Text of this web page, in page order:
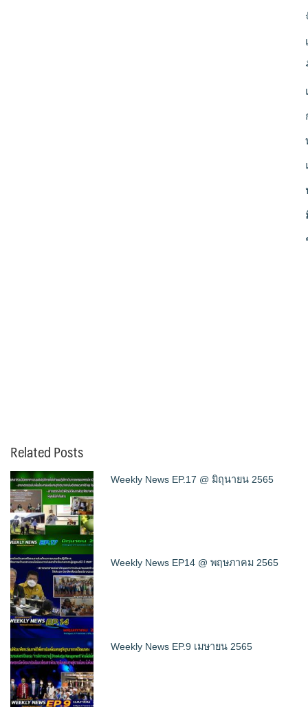
Related Posts
Weekly News EP.17 @ มิถุนายน 2565
Weekly News EP14 @ พฤษภาคม 2565
Weekly News EP.9 เมษายน 2565